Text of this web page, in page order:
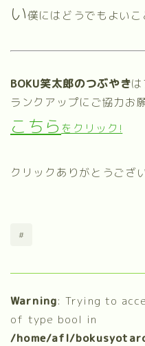
い僕にはどうでもよいこ
BOKU笑太郎のつぶやき
ランクアップにご協力お
こちら をクリック!
クリックありがとうござ
#
Warning: Trying to
of type bool in
/home/afl/